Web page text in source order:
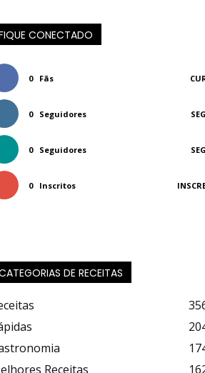
CONECTADO
0 Fãs
0 Seguidores
0 Seguidores
0 Inscritos
DE RECEITAS
Receitas